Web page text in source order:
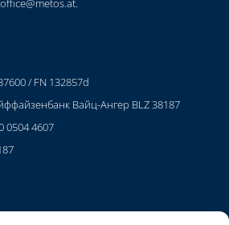
office@metos.at.
/ FN 132857d
Вайц-Ангер BLZ 38187
0504 4607